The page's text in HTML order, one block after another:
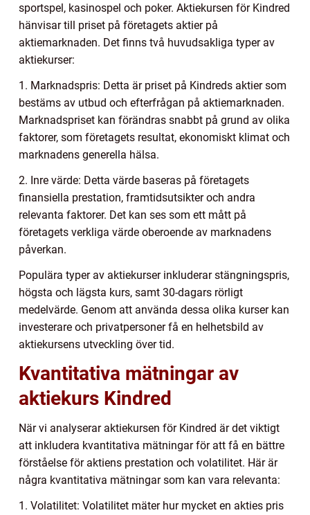
sportspel, kasinospel och poker. Aktiekursen för Kindred
hänvisar till priset på företagets aktier på
aktiemarknaden. Det finns två huvudsakliga typer av
aktiekurser:
1. Marknadspris: Detta är priset på Kindreds aktier som
bestäms av utbud och efterfrågan på aktiemarknaden.
Marknadspriset kan förändras snabbt på grund av olika
faktorer, som företagets resultat, ekonomiskt klimat och
marknadens generella hälsa.
2. Inre värde: Detta värde baseras på företagets
finansiella prestation, framtidsutsikter och andra
relevanta faktorer. Det kan ses som ett mått på
företagets verkliga värde oberoende av marknadens
påverkan.
Populära typer av aktiekurser inkluderar stängningspris,
högsta och lägsta kurs, samt 30-dagars rörligt
medelvärde. Genom att använda dessa olika kurser kan
investerare och privatpersoner få en helhetsbild av
aktiekursens utveckling över tid.
Kvantitativa mätningar av
aktiekurs Kindred
När vi analyserar aktiekursen för Kindred är det viktigt
att inkludera kvantitativa mätningar för att få en bättre
förståelse för aktiens prestation och volatilitet. Här är
några kvantitativa mätningar som kan vara relevanta:
1. Volatilitet: Volatilitet mäter hur mycket en akties pris